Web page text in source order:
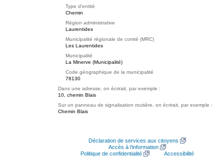
Type d'entité
Chemin
Région administrative
Laurentides
Municipalité régionale de comté (MRC)
Les Laurentides
Municipalité
La Minerve (Municipalité)
Code géographique de la municipalité
78130
Dans une adresse, on écrirait, par exemple :
10, chemin Blais
Sur un panneau de signalisation routière, on écrirait, par exemple :
Chemin Blais
Déclaration de services aux citoyens
Accès à l’information
Politique de confidentialité
Accessibilité